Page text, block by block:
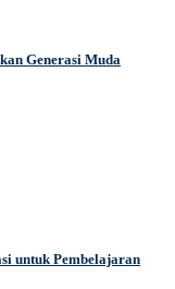
Generasi Muda
untuk Pembelajaran